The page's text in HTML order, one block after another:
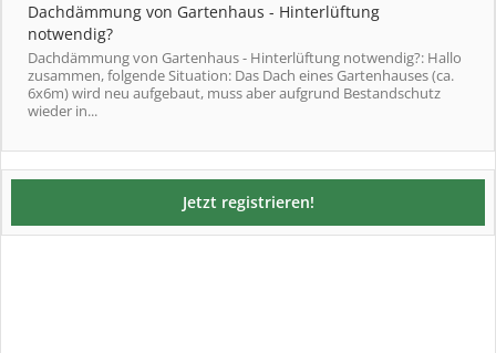
Dachdämmung von Gartenhaus - Hinterlüftung
notwendig?
Dachdämmung von Gartenhaus - Hinterlüftung notwendig?: Hallo
zusammen, folgende Situation: Das Dach eines Gartenhauses (ca.
6x6m) wird neu aufgebaut, muss aber aufgrund Bestandschutz
wieder in...
Jetzt registrieren!